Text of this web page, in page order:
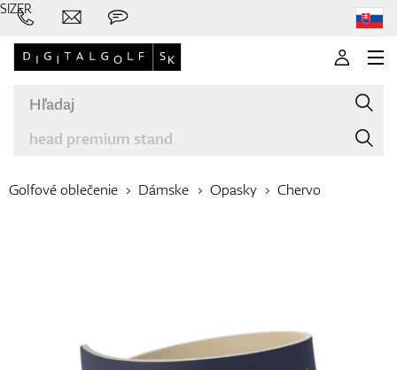
Golfové oblečenie Dámske Opasky Chervo
SIZER